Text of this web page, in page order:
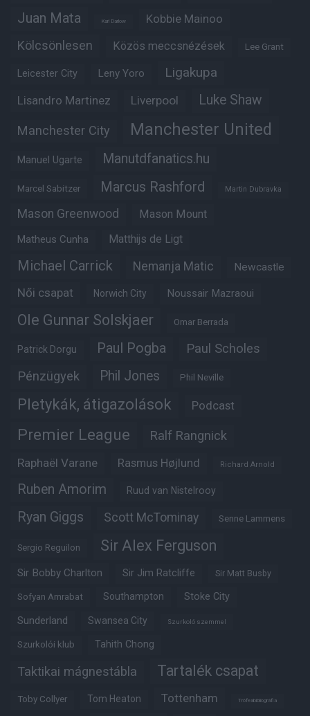
Juan Mata Karl Darlow Kobbie Mainoo
Kölcsönlesen Közös meccsnézések Lee Grant
Leicester City Leny Yoro Ligakupa
Lisandro Martinez Liverpool Luke Shaw
Manchester City Manchester United
Manuel Ugarte Manutdfanatics.hu
Marcel Sabitzer Marcus Rashford Martin Dubravka
Mason Greenwood Mason Mount
Matheus Cunha Matthijs de Ligt
Michael Carrick Nemanja Matic Newcastle
Női csapat Norwich City Noussair Mazraoui
Ole Gunnar Solskjaer Omar Berrada
Patrick Dorgu Paul Pogba Paul Scholes
Pénzügyek Phil Jones Phil Neville
Pletykák, átigazolások Podcast
Premier League Ralf Rangnick
Raphaël Varane Rasmus Højlund Richard Arnold
Ruben Amorim Ruud van Nistelrooy
Ryan Giggs Scott McTominay Senne Lammens
Sergio Reguilon Sir Alex Ferguson
Sir Bobby Charlton Sir Jim Ratcliffe Sir Matt Busby
Sofyan Amrabat Southampton Stoke City
Sunderland Swansea City Szurkoló szemmel
Szurkolói klub Tahith Chong
Taktikai mágnestábla Tartalék csapat
Toby Collyer Tom Heaton Tottenham Trófeabibliográfia